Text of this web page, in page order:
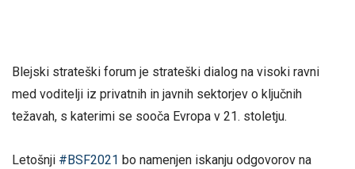
Blejski strateški forum je strateški dialog na visoki ravni
med voditelji iz privatnih in javnih sektorjev o ključnih
težavah, s katerimi se sooča Evropa v 21. stoletju.
Letošnji #BSF2021 bo namenjen iskanju odgovorov na